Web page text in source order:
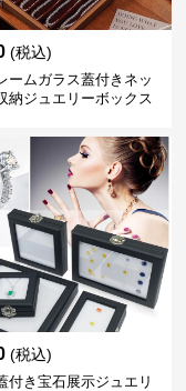
(税込)
ームガラス蓋付きネッ
納ジュエリーボックス
(税込)
付き宝石展示ジュエリ